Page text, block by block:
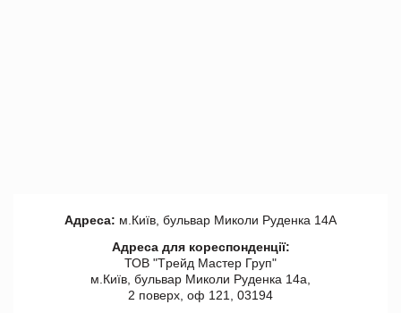
Адреса: м.Київ, бульвар Миколи Руденка 14А
Адреса для кореспонденції:
ТОВ "Tрейд Мастер Груп"
м.Київ, бульвар Миколи Руденка 14а,
2 поверх, оф 121, 03194